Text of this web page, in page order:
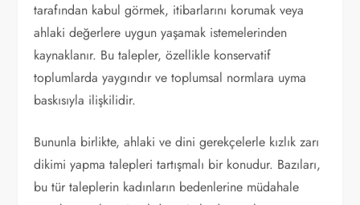
tarafından kabul görmek, itibarlarını korumak veya
ahlaki değerlere uygun yaşamak istemelerinden
kaynaklanır. Bu talepler, özellikle konservatif
toplumlarda yaygındır ve toplumsal normlara uyma
baskısıyla ilişkilidir.
Bununla birlikte, ahlaki ve dini gerekçelerle kızlık zarı
dikimi yapma talepleri tartışmalı bir konudur. Bazıları,
bu tür taleplerin kadınların bedenlerine müdahale